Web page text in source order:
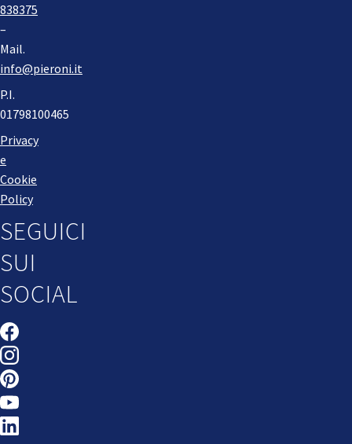
838375
–
Mail.
info@pieroni.it
P.I.
01798100465
Privacy
e
Cookie
Policy
SEGUICI
SUI
SOCIAL